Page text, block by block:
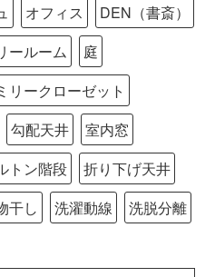
オフィス
DEN（書斎）
ールーム
庭
リークローゼット
勾配天井
室内窓
トン階段
折り下げ天井
干し 洗濯動線 洗脱分離